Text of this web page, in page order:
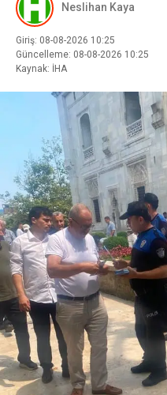
Neslihan Kaya
Giriş: 08-08-2026 10:25
Güncelleme: 08-08-2026 10:25
Kaynak: İHA